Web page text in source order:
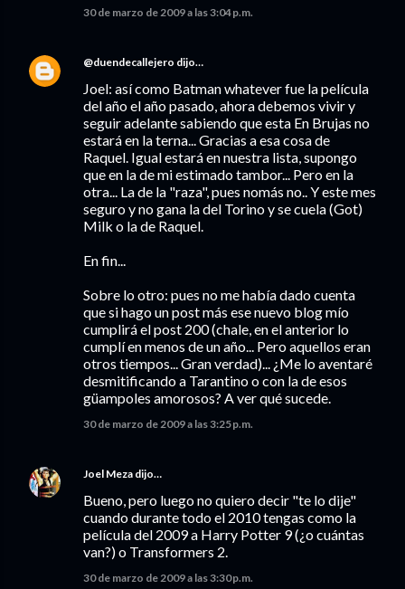
30 de marzo de 2009 a las 3:04 p.m.
@duendecallejero dijo…
Joel: así como Batman whatever fue la película
del año el año pasado, ahora debemos vivir y
seguir adelante sabiendo que esta En Brujas no
estará en la terna... Gracias a esa cosa de
Raquel. Igual estará en nuestra lista, supongo
que en la de mi estimado tambor... Pero en la
otra... La de la "raza", pues nomás no.. Y este mes
seguro y no gana la del Torino y se cuela (Got)
Milk o la de Raquel.
En fin...
Sobre lo otro: pues no me había dado cuenta
que si hago un post más ese nuevo blog mío
cumplirá el post 200 (chale, en el anterior lo
cumplí en menos de un año... Pero aquellos eran
otros tiempos... Gran verdad)... ¿Me lo aventaré
desmitificando a Tarantino o con la de esos
güampoles amorosos? A ver qué sucede.
30 de marzo de 2009 a las 3:25 p.m.
Joel Meza dijo…
Bueno, pero luego no quiero decir "te lo dije"
cuando durante todo el 2010 tengas como la
película del 2009 a Harry Potter 9 (¿o cuántas
van?) o Transformers 2.
30 de marzo de 2009 a las 3:30 p.m.